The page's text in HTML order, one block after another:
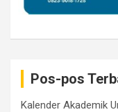
Pos-pos
Kalender Akademik